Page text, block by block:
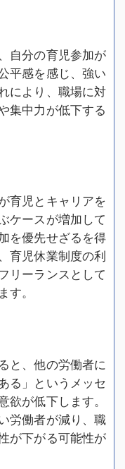
自分の育児参加が
平感を感じ、強い
により、職場に対
集中力が低下する
育児とキャリアを
ケースが増加して
を優先せざるを得
育児休業制度の利
リーランスとして
。
と、他の労働者に
る」というメッセ
が低下します。
労働者が減り、職
が下がる可能性が